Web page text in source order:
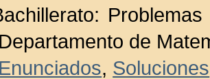
de
Enunciados, Soluciones